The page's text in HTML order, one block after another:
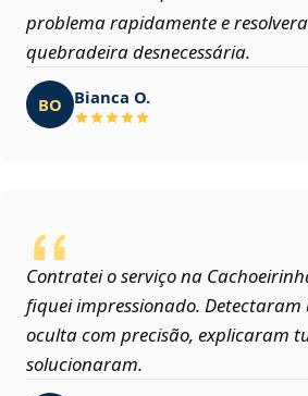
problema rapidamente e
quebradeira desnecessária.
BO Bianca O.
Contratei o serviço na
fiquei impressionado.
oculta com precisão, explicaram
solucionaram.